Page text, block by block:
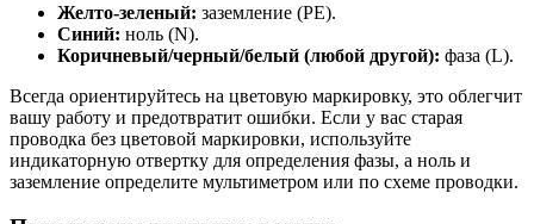
Желто-зеленый: заземление (PE).
Синий: ноль (N).
Коричневый/черный/белый (любой другой): фаза (L).
Всегда ориентируйтесь на цветовую маркировку, это облегчит
вашу работу и предотвратит ошибки. Если у вас старая
проводка без цветовой маркировки, используйте
индикаторную отвертку для определения фазы, а ноль и
заземление определите мультиметром или по схеме проводки.